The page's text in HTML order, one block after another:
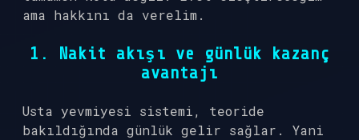
ama hakkını da verelim.
1. Nakit akışı ve günlük kazanç
avantajı
Usta yevmiyesi sistemi, teoride
bakıldığında günlük gelir sağlar. Yani